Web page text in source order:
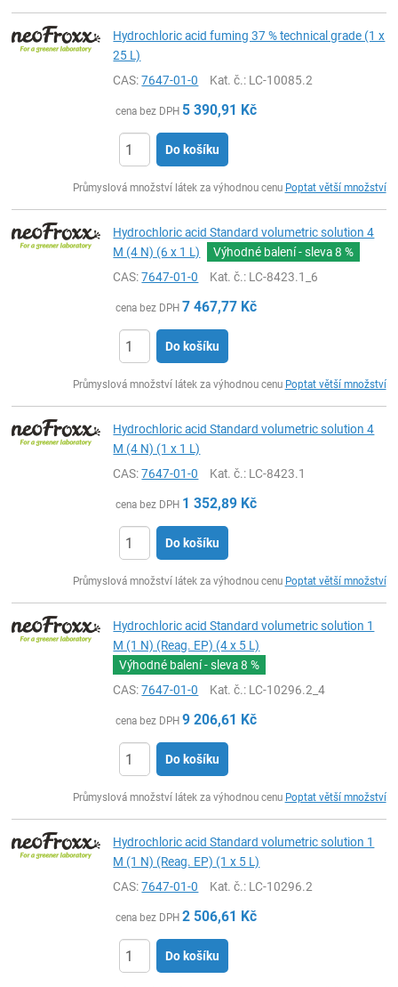
Hydrochloric acid fuming 37 % technical grade (1 x
25 L)
CAS:7647-01-0 Kat. č.: LC-10085.2
cena bez DPH 5 390,91 Kč
Do košíku
Průmyslová množství látek za výhodnou cenu Poptat větší množství
Hydrochloric acid Standard volumetric solution 4
M (4 N) (6 x 1 L)
Výhodné balení - sleva8 %
CAS:7647-01-0 Kat. č.: LC-8423.1_6
cena bez DPH 7 467,77 Kč
Do košíku
Průmyslová množství látek za výhodnou cenu Poptat větší množství
Hydrochloric acid Standard volumetric solution 4
M (4 N) (1 x 1 L)
CAS:7647-01-0 Kat. č.: LC-8423.1
cena bez DPH 1 352,89 Kč
Do košíku
Průmyslová množství látek za výhodnou cenu Poptat větší množství
Hydrochloric acid Standard volumetric solution 1
M (1 N) (Reag. EP) (4 x 5 L)
Výhodné balení - sleva8 %
CAS:7647-01-0 Kat. č.: LC-10296.2_4
cena bez DPH 9 206,61 Kč
Do košíku
Průmyslová množství látek za výhodnou cenu Poptat větší množství
Hydrochloric acid Standard volumetric solution 1
M (1 N) (Reag. EP) (1 x 5 L)
CAS:7647-01-0 Kat. č.: LC-10296.2
cena bez DPH 2 506,61 Kč
Do košíku